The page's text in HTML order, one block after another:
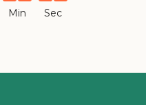
Min Sec